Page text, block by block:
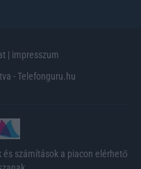
| impresszum
- Telefonguru.hu
számítások a piacon elérhető